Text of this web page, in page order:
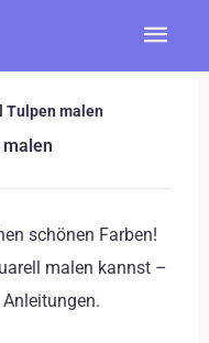
Tulpen malen
schönen Farben!
malen kannst –